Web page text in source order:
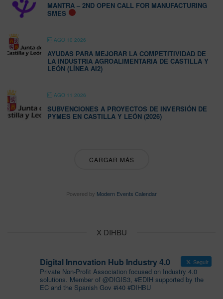
MANTRA – 2ND OPEN CALL FOR MANUFACTURING
SMES
AGO 10 2026
AYUDAS PARA MEJORAR LA COMPETITIVIDAD DE
LA INDUSTRIA AGROALIMENTARIA DE CASTILLA Y
LEÓN (LÍNEA AI2)
AGO 11 2026
SUBVENCIONES A PROYECTOS DE INVERSIÓN DE
PYMES EN CASTILLA Y LEÓN (2026)
CARGAR MÁS
Powered by Modern Events Calendar
X DIHBU
Digital Innovation Hub Industry 4.0 Seguir
Private Non-Profit Association focused on Industry 4.0
solutions. Member of @DIGIS3, #EDIH supported by the
EC and the Spanish Gov #i40 #DIHBU